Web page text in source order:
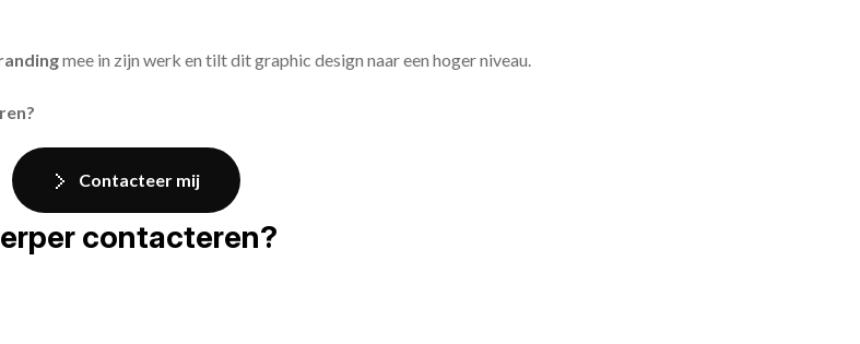
mee in zijn werk en tilt dit graphic design naar een hoger niveau.
Contacteer mij
contacteren?